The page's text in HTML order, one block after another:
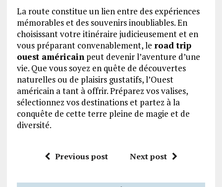
La route constitue un lien entre des expériences
mémorables et des souvenirs inoubliables. En
choisissant votre itinéraire judicieusement et en
vous préparant convenablement, le road trip
ouest américainpeut devenir l’aventure d’une
vie. Que vous soyez en quête de découvertes
naturelles ou de plaisirs gustatifs, l’Ouest
américain a tant à offrir. Préparez vos valises,
sélectionnez vos destinations et partez à la
conquête de cette terre pleine de magie et de
diversité.
Previous post Next post